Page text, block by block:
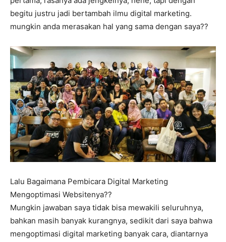
begitu justru jadi bertambah ilmu digital marketing.
mungkin anda merasakan hal yang sama dengan saya??
Lalu Bagaimana Pembicara Digital Marketing
Mengoptimasi Websitenya??
Mungkin jawaban saya tidak bisa mewakili seluruhnya,
bahkan masih banyak kurangnya, sedikit dari saya bahwa
mengoptimasi digital marketing banyak cara, diantarnya